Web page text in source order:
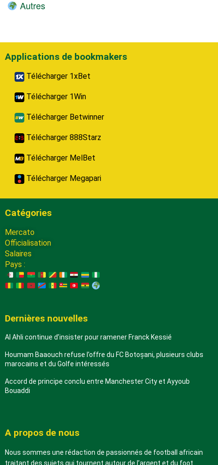
Autres
Applications de bookmakers
Télécharger 1xBet
Télécharger 1Win
Télécharger Betwinner
Télécharger 888Starz
Télécharger MelBet
Télécharger Megapari
Catégories
Mercato
Officialisation
Salaires
Pays :
Dernières nouvelles
Al Ahli continue d’insister pour ramener Franck Kessié
Houmam Baaouch refuse l’offre du FC Botoșani, plusieurs clubs
marocains et du Golfe intéressés
Accord de principe conclu entre Manchester City et Ayyoub
Bouaddi
A propos de nous
Nous sommes une rédaction de passionnés de football africain
traitant des sujets qui tournent autour de l’argent et du foot.